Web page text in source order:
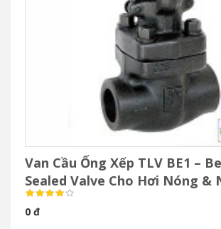
Van Cầu Ống Xếp TLV BE1 –
Sealed Valve Cho Hơi Nóng &
Áp Suất Cao
0 đ